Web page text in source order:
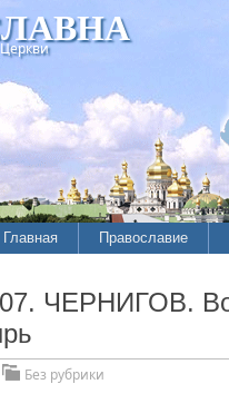
Главная Православие
ЧЕРНИГОВ.
Без рубрики